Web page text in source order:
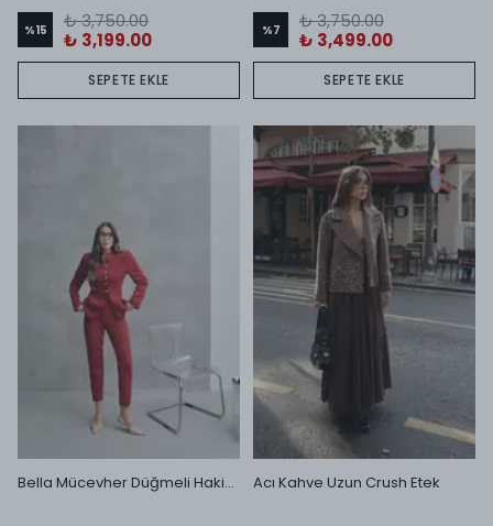
%15
₺ 3,750.00
₺ 3,199.00
SEPETE EKLE
%7
₺ 3,750.00
₺ 3,499.00
SEPETE EKLE
Bella Mücevher Düğmeli Hakim Yaka Ceket ve Dar Paça Pantolon Takım Bordo Acı Kahve Uzun Crush Etek